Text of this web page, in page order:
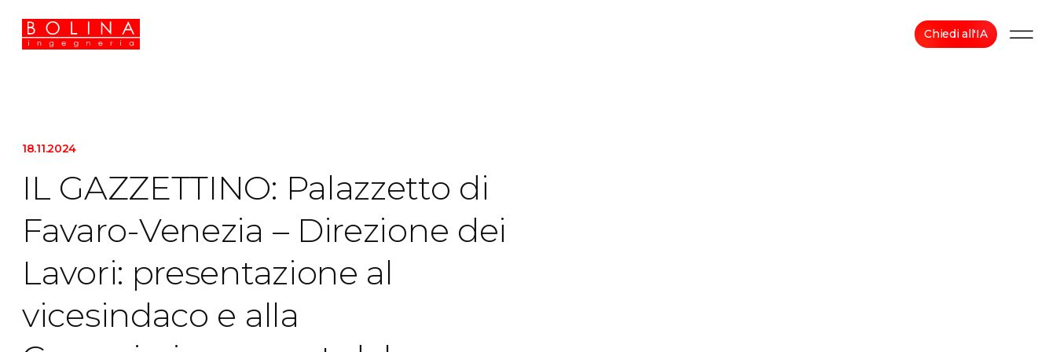
Chiedi all'IA
18.11.2024
IL GAZZETTINO: Palazzetto di
Favaro-Venezia – Direzione dei
Lavori: presentazione al
vicesindaco e alla